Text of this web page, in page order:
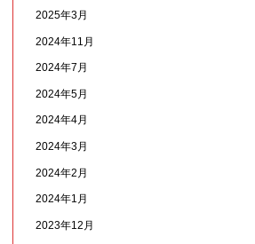
2025年3月
2024年11月
2024年7月
2024年5月
2024年4月
2024年3月
2024年2月
2024年1月
2023年12月